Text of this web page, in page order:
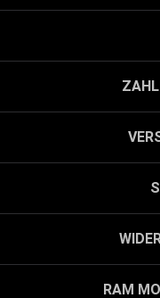
RAM